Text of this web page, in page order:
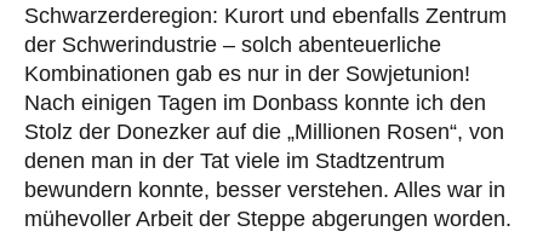
Schwarzerderegion: Kurort und ebenfalls Zentrum
der Schwerindustrie – solch abenteuerliche
Kombinationen gab es nur in der Sowjetunion!
Nach einigen Tagen im Donbass konnte ich den
Stolz der Donezker auf die „Millionen Rosen“, von
denen man in der Tat viele im Stadtzentrum
bewundern konnte, besser verstehen. Alles war in
mühevoller Arbeit der Steppe abgerungen worden.